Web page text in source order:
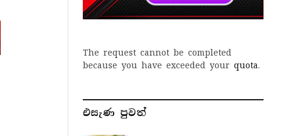
The request cannot be completed
because you have exceeded your quota.
එසැණ පුව​ත්